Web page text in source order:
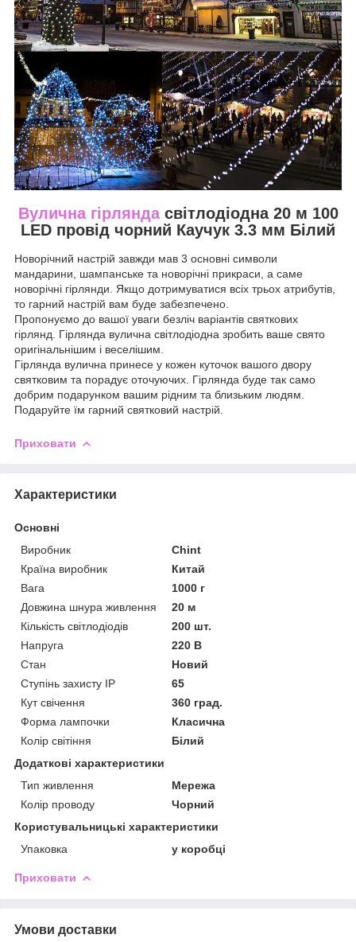
Вулична гірляндасвітлодіодна 20 м 100
LED провід чорний Каучук 3.3 мм Білий
Новорічний настрій завжди мав 3 основні символи
мандарини, шампанське та новорічні прикраси, а саме
новорічні гірлянди. Якщо дотримуватися всіх трьох атрибутів,
то гарний настрій вам буде забезпечено.
Пропонуємо до вашої уваги безліч варіантів святкових
гірлянд. Гірлянда вулична світлодіодна зробить ваше свято
оригінальнішим і веселішим.
Гірлянда вулична принесе у кожен куточок вашого двору
святковим та порадує оточуючих. Гірлянда буде так само
добрим подарунком вашим рідним та близьким людям.
Подаруйте їм гарний святковий настрій.
Приховати
Характеристики
Основні
Виробник
Chint
Країна виробник
Китай
Вага
1000 г
Довжина шнура живлення
20 м
Кількість світлодіодів
200 шт.
Напруга
220 В
Стан
Новий
Ступінь захисту IP
65
Кут свічення
360 град.
Форма лампочки
Класична
Колір світіння
Білий
Додаткові характеристики
Тип живлення
Мережа
Колір проводу
Чорний
Користувальницькі характеристики
Упаковка
у коробці
Приховати
Умови доставки